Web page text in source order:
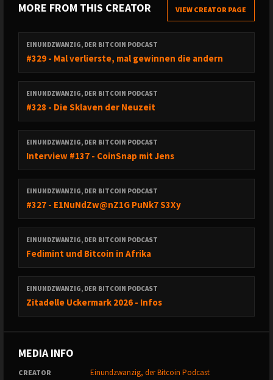
MORE FROM THIS CREATOR VIEW CREATOR PAGE
EINUNDZWANZIG, DER BITCOIN PODCAST
#329 - Mal verlierste, mal gewinnen die andern
EINUNDZWANZIG, DER BITCOIN PODCAST
#328 - Die Sklaven der Neuzeit
EINUNDZWANZIG, DER BITCOIN PODCAST
Interview #137 - CoinSnap mit Jens
EINUNDZWANZIG, DER BITCOIN PODCAST
#327 - E1NuNdZw@nZ1G PuNk7 S3Xy
EINUNDZWANZIG, DER BITCOIN PODCAST
Fedimint und Bitcoin in Afrika
EINUNDZWANZIG, DER BITCOIN PODCAST
Zitadelle Uckermark 2026 - Infos
MEDIA INFO
CREATOR Einundzwanzig, der Bitcoin Podcast